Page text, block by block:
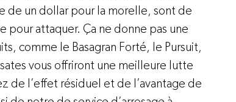
de un dollar pour la morelle, sont de
attaquer. Ça ne donne pas une
comme le Basagran Forté, le Pursuit,
vous offriront une meilleure lutte
de l’effet résiduel et de l’avantage de